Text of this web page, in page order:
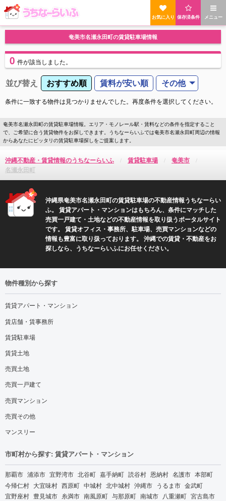
メニュー
保存済条件
お気に入り
奄美市名瀬永田町の賃貸駐車場情報
0 件が該当しました。
並び替え おすすめ順 賃料が安い順 その他
条件に一致する物件は見つかりませんでした。再度条件を選択してください。
奄美市名瀬永田町の賃貸駐車場情報。エリア・モノレール駅・賃料などの条件を指定すること
で、ご希望に合う賃貸物件をお探しできます。うちなーらいふでは奄美市名瀬永田町周辺の情報
からあなたにピッタリの賃貸駐車場探しをご提案します。
沖縄不動産・賃貸情報のうちなーらいふ 賃貸駐車場
奄美市
名瀬永田町
沖縄県奄美市名瀬永田町の賃貸駐車場の不動産情報うちなーらい
ふ。 賃貸アパート・マンションはもちろん、条件にマッチした
売買一戸建て・土地などの不動産情報を取り扱うポータルサイト
です。 賃貸オフィス・事務所、駐車場、売買マンションなどの
情報も豊富に取り扱っております。 沖縄での賃貸・不動産をお
探しなら、うちなーらいふにお任せください。
物件種別から探す
賃貸アパート・マンション
賃店舗・賃事務所
賃貸駐車場
賃貸土地
売買土地
売買一戸建て
売買マンション
売買その他
マンスリー
市町村から探す: 賃貸アパート・マンション
那覇市 浦添市 宜野湾市 北谷町 嘉手納町 読谷村 恩納村 名護市 本部町
今帰仁村 大宜味村 西原町 中城村 北中城村 沖縄市 うるま市 金武町
宜野座村 豊見城市 糸満市 南風原町 与那原町 南城市 八重瀬町 宮古島市